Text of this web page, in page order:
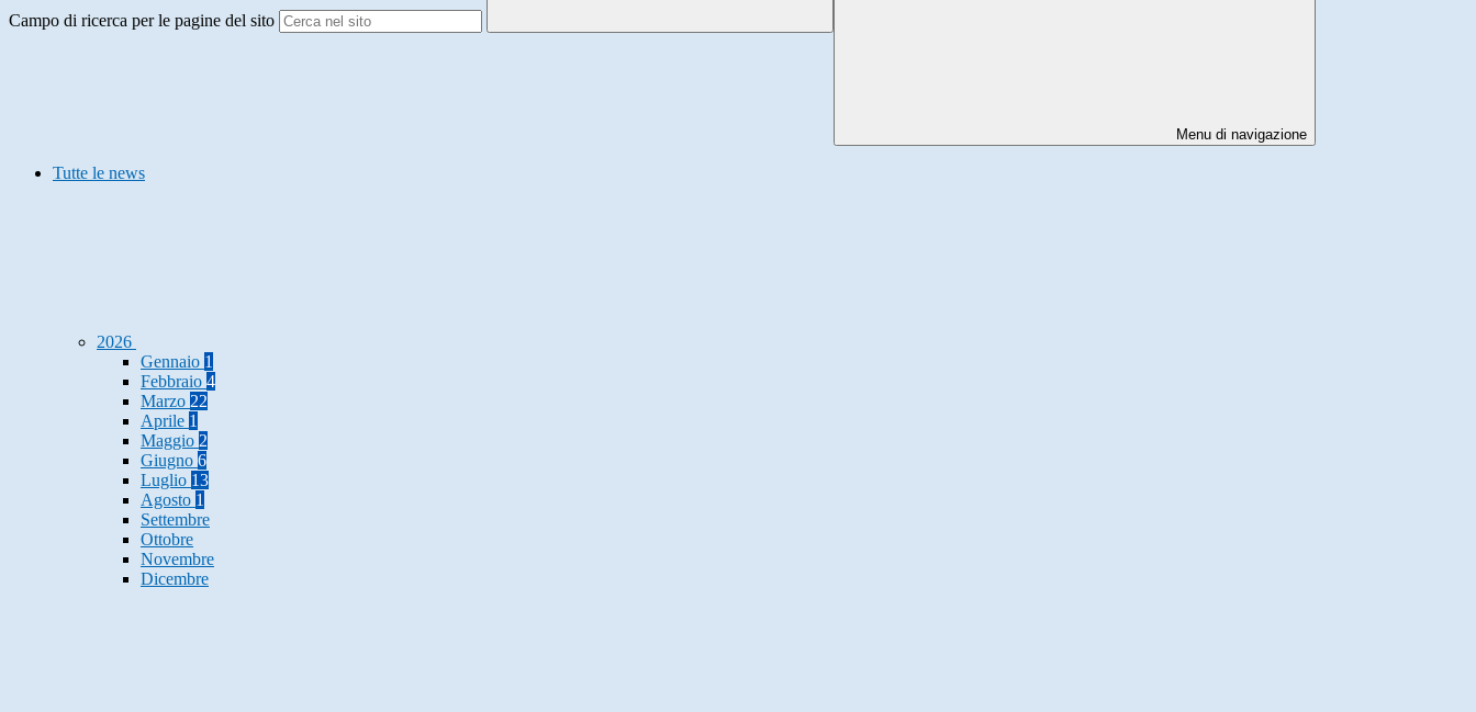
Campo di ricerca per le pagine del sito
Menu di navigazione
Tutte le news
2026
Gennaio 1
Febbraio 4
Marzo 22
Aprile 1
Maggio 2
Giugno 6
Luglio 13
Agosto 1
Settembre
Ottobre
Novembre
Dicembre